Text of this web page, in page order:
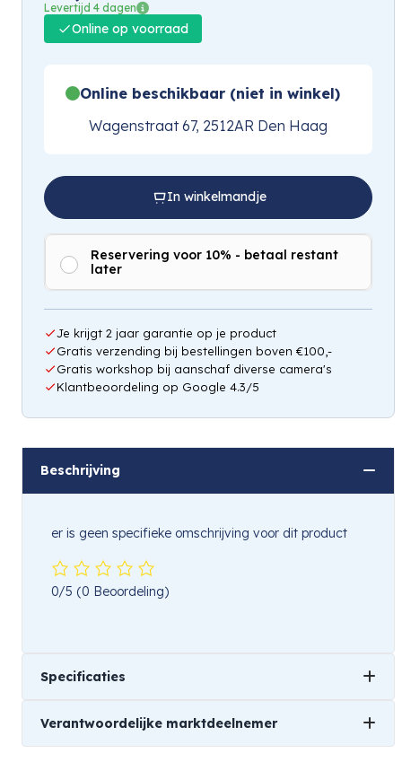
Levertijd 4 dagen
Online op voorraad
Online beschikbaar (niet in winkel)
Wagenstraat 67, 2512AR Den Haag
In winkelmandje
Reservering voor 10% - betaal restant
later
Je krijgt 2 jaar garantie op je product
Gratis verzending bij bestellingen boven €100,-
Gratis workshop bij aanschaf diverse camera's
Klantbeoordeling op Google 4.3/5
Beschrijving
er is geen specifieke omschrijving voor dit product
0/5 (0 Beoordeling)
Specificaties
Gewicht
Verantwoordelijke marktdeelnemer